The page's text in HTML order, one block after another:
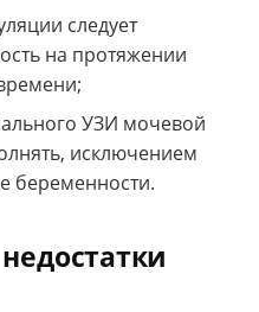
следует
на протяжении
УЗИ мочевой
исключением
беременности.